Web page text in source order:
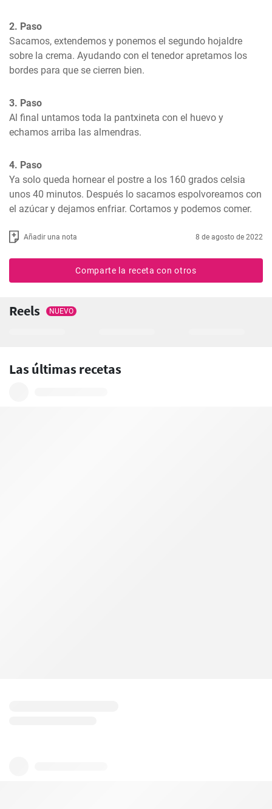
2. Paso
Sacamos, extendemos y ponemos el segundo hojaldre
sobre la crema. Ayudando con el tenedor apretamos los
bordes para que se cierren bien.
3. Paso
Al final untamos toda la pantxineta con el huevo y
echamos arriba las almendras.
4. Paso
Ya solo queda hornear el postre a los 160 grados celsia
unos 40 minutos. Después lo sacamos espolvoreamos con
el azúcar y dejamos enfriar. Cortamos y podemos comer.
Añadir una nota 8 de agosto de 2022
Comparte la receta con otros
Reels NUEVO
Las últimas recetas